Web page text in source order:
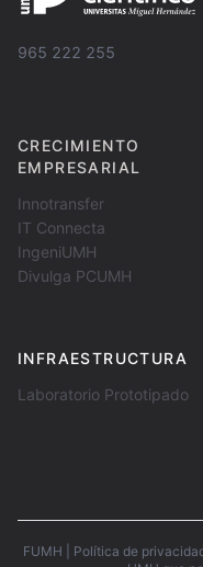
965 222 255
CRECIMIENTO
EMPRESARIAL
Innotransfer
IT Connecta
IngeniUMH
Divulga PCUMH
INFRAESTRUCTURA
Laboratorio Prototipado
FUMH Política de